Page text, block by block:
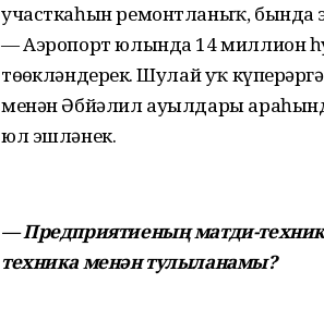
участкаһын ремонтланыҡ,
— Аэропорт юлында 14 миллион
төҙөкләндерҙек. Шулай уҡ
менән Әбйәлил ауылдары
юл эшләнек.
— Предприятиеның матди-
техника менән тулыланамы?